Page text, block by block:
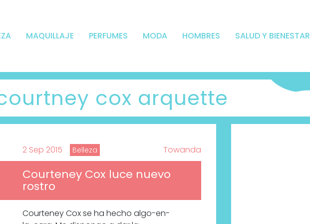
MAQUILLAJE PERFUMES MODA HOMBRES SALUD Y BIENESTAR
cox arquette
2 Sep 2015 Belleza Towanda
Courteney Cox luce nuevo
rostro
Courteney Cox se ha hecho algo-en-